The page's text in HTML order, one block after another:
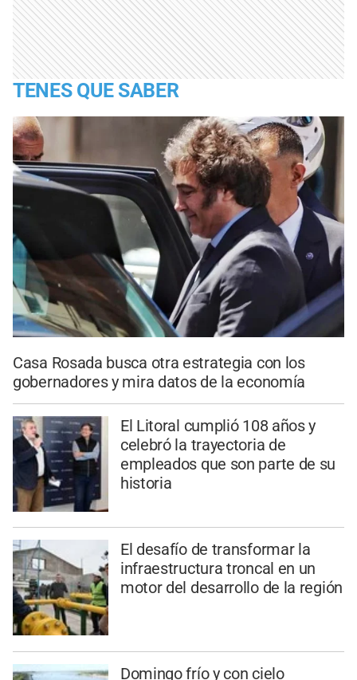
TENES QUE SABER
Casa Rosada busca otra estrategia con los
gobernadores y mira datos de la economía
El Litoral cumplió 108 años y
celebró la trayectoria de
empleados que son parte de su
historia
El desafío de transformar la
infraestructura troncal en un
motor del desarrollo de la región
Domingo frío y con cielo